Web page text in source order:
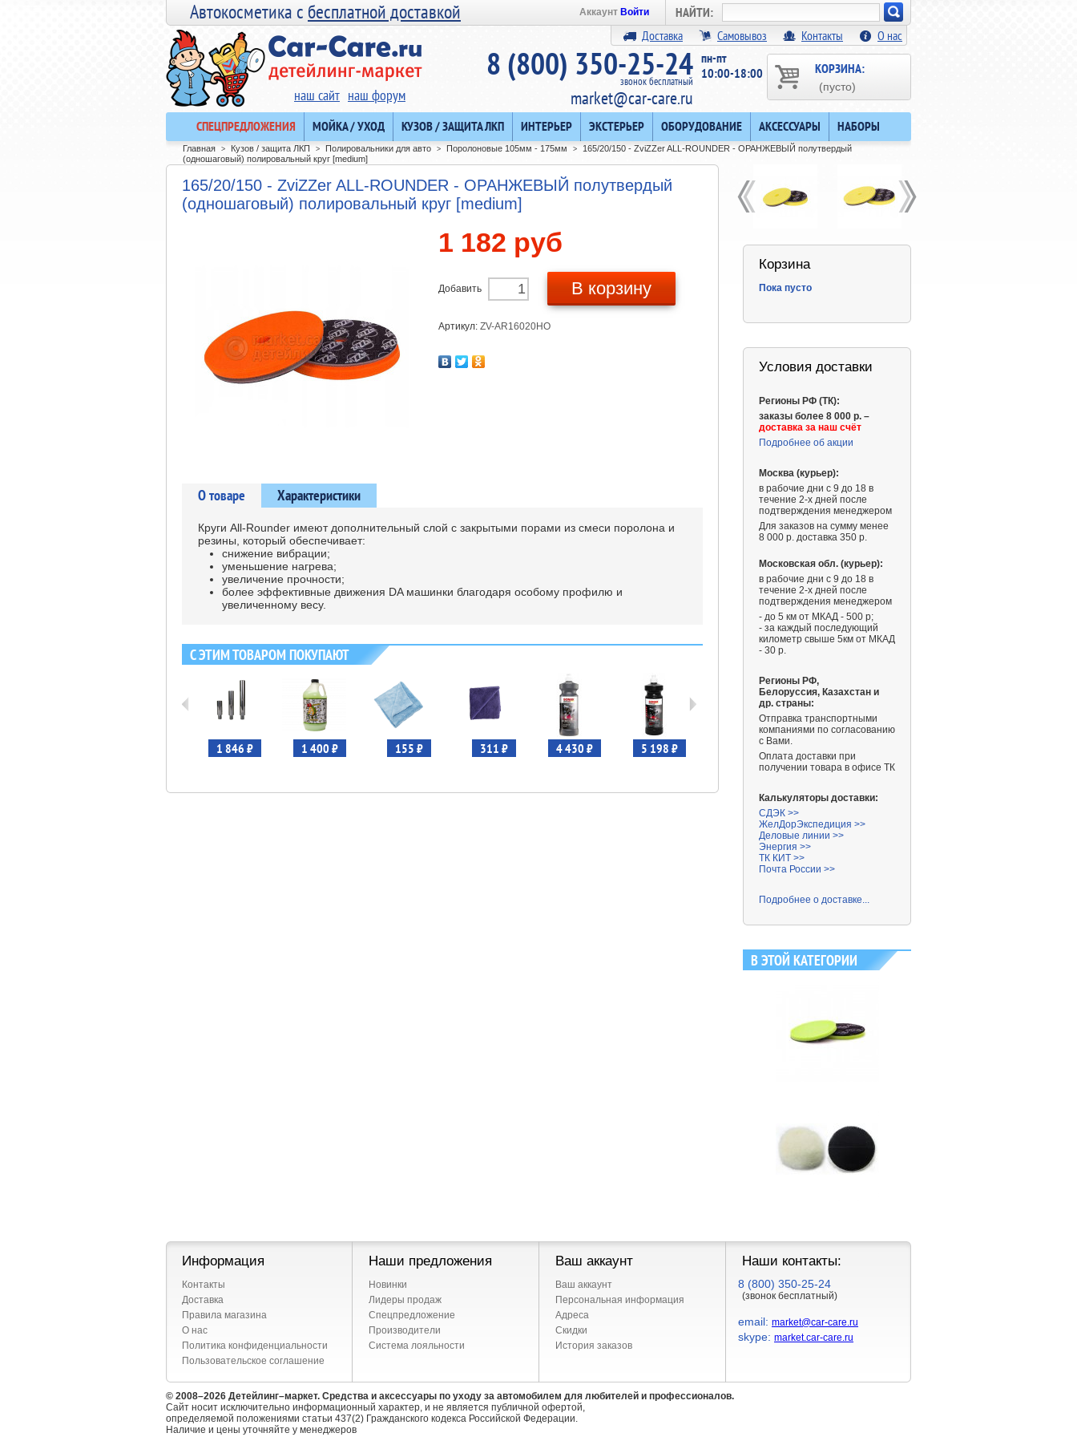
Автокосметика сбесплатной доставкой НАЙТИ:
Искать!
Аккаунт Войти
Доставка Самовывоз Контакты О нас
КОРЗИНА:
(пусто)
наш сайт наш форум
пн-пт
10:00-18:00
8 (800) 350-25-24
звонок бесплатный
market@car-care.ru
СПЕЦПРЕДЛОЖЕНИЯ МОЙКА / УХОД КУЗОВ / ЗАЩИТА ЛКП ИНТЕРЬЕР ЭКСТЕРЬЕР ОБОРУДОВАНИЕ АКСЕССУАРЫ НАБОРЫ
Главная > Кузов / защита ЛКП > Полировальники для авто > Поролоновые 105мм - 175мм >
165/20/150 - ZviZZer ALL-ROUNDER - ОРАНЖЕВЫЙ полутвердый
(одношаговый) полировальный круг [medium]
165/20/150 - ZviZZer ALL-ROUNDER - ОРАНЖЕВЫЙ полутвердый
(одношаговый) полировальный круг [medium]
1 182 руб
Добавить В корзину
Артикул: ZV-AR16020HO
О товаре Характеристики
Круги All-Rounder имеют дополнительный слой с закрытыми порами из смеси поролона и
резины, который обеспечивает:
снижение вибрации;
уменьшение нагрева;
увеличение прочности;
более эффективные движения DA машинки благодаря особому профилю и
увеличенному весу.
С ЭТИМ ТОВАРОМ ПОКУПАЮТ
1 846 ₽ 1 400 ₽ 155 ₽ 311 ₽ 4 430 ₽ 5 198 ₽ 4 450 ₽
Корзина
Пока пусто
Условия доставки
Регионы РФ (ТК):
заказы более 8 000 р. –
доставка за наш счёт
Подробнее об акции
Москва (курьер):
в рабочие дни с 9 до 18 в
течение 2-х дней после
подтверждения менеджером
Для заказов на сумму менее
8 000 р. доставка 350 р.
Московская обл. (курьер):
в рабочие дни с 9 до 18 в
течение 2-х дней после
подтверждения менеджером
- до 5 км от МКАД - 500 р;
- за каждый последующий
километр свыше 5км от МКАД
- 30 р.
Регионы РФ,
Белоруссия, Казахстан и
др. страны:
Отправка транспортными
компаниями по согласованию
с Вами.
Оплата доставки при
получении товара в офисе ТК
Калькуляторы доставки:
СДЭК >>
ЖелДорЭкспедиция >>
Деловые линии >>
Энергия >>
ТК КИТ >>
Почта России >>
Подробнее о доставке...
В ЭТОЙ КАТЕГОРИИ
Информация
Контакты
Доставка
Правила магазина
О нас
Политика конфиденциальности
Пользовательское соглашение
Наши предложения
Новинки
Лидеры продаж
Спецпредложение
Производители
Система лояльности
Ваш аккаунт
Ваш аккаунт
Персональная информация
Адреса
Скидки
История заказов
Наши контакты:
8 (800) 350-25-24
(звонок бесплатный)
email: market@car-care.ru
skype: market.car-care.ru
© 2008–2026 Детейлинг–маркет. Средства и аксессуары по уходу за автомобилем для любителей и профессионалов.
Сайт носит исключительно информационный характер, и не является публичной офертой,
определяемой положениями статьи 437(2) Гражданского кодекса Российской Федерации.
Наличие и цены уточняйте у менеджеров